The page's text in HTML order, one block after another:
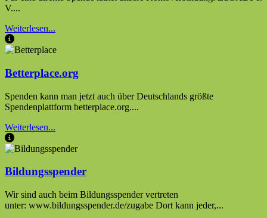
V....
Weiterlesen...
Betterplace.org
Spenden kann man jetzt auch über Deutschlands größte
Spendenplattform betterplace.org....
Weiterlesen...
Bildungsspender
Wir sind auch beim Bildungsspender vertreten
unter: www.bildungsspender.de/zugabe Dort kann jeder,...